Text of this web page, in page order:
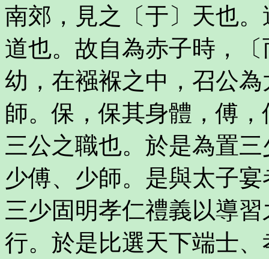
南郊，見之〔于〕天也
道也。故自為赤子時，
幼，在襁褓之中，召公
師。保，保其身體，傅
三公之職也。於是為置
少傅、少師。是與太子
三少固明孝仁禮義以導
行。於是比選天下端士